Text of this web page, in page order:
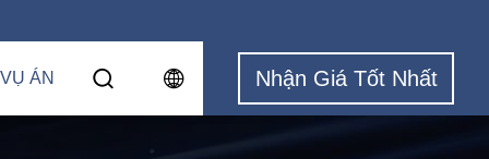
ÁN Nhận Giá Tốt Nhất